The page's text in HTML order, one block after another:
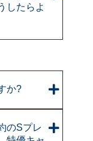
したらよ
か?
のSプレ